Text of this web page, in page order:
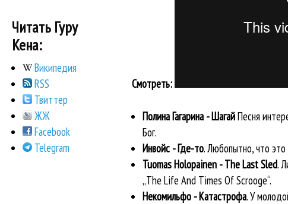
Смотреть:
Полина Гагарина - ШагайПесня
Бог.
Инвойс - Где-то. Любопытно, что это
Tuomas Holopainen - The Last Sled.
„The Lifе And Timеs Of Scrоoge“.
Некомильфо - Катастрофа. У
Читать Гуру
Кена:
Википедия
RSS
Твиттер
ЖЖ
Facebook
Telegram